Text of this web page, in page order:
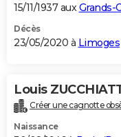
15/11/1937 auxGrands-
Décès
23/05/2020 à Limoges
Louis
Créer une cagnotte
Naissance